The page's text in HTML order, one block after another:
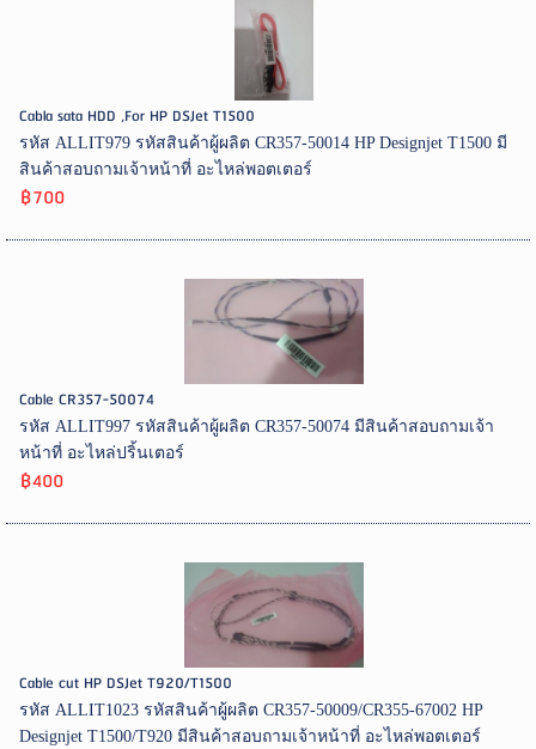
Cabla sata HDD ,For HP DSJet T1500
รหัส ALLIT979 รหัสสินค้าผู้ผลิต CR357-50014 HP Designjet T1500 มี
สินค้าสอบถามเจ้าหน้าที่ อะไหล่พอตเตอร์
฿700
Cable CR357-50074
รหัส ALLIT997 รหัสสินค้าผู้ผลิต CR357-50074 มีสินค้าสอบถามเจ้า
หน้าที่ อะไหล่ปริ้นเตอร์
฿400
Cable cut HP DSJet T920/T1500
รหัส ALLIT1023 รหัสสินค้าผู้ผลิต CR357-50009/CR355-67002 HP
Designjet T1500/T920 มีสินค้าสอบถามเจ้าหน้าที่ อะไหล่พอตเตอร์